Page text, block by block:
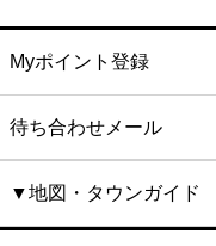
Myポイント登録
待ち合わせメール
▼地図・タウンガイド